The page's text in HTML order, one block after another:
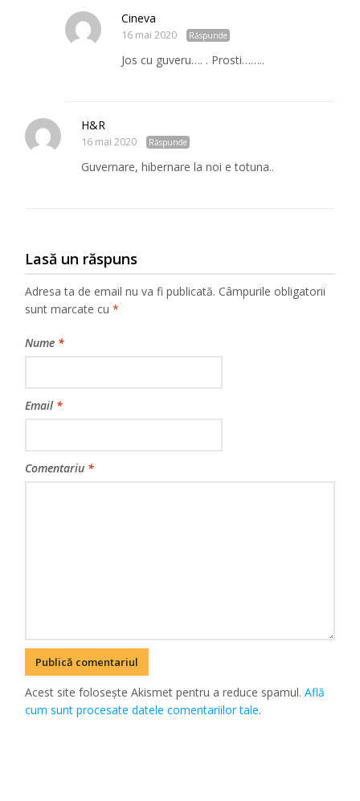
Cineva
16 mai 2020 Răspunde
Jos cu guveru…. . Prosti……..
H&R
16 mai 2020 Răspunde
Guvernare, hibernare la noi e totuna..
Lasă un răspuns
Adresa ta de email nu va fi publicată. Câmpurile obligatorii
sunt marcate cu*
Nume *
Email *
Comentariu *
Acest site folosește Akismet pentru a reduce spamul.Află
cum sunt procesate datele comentariilor tale.